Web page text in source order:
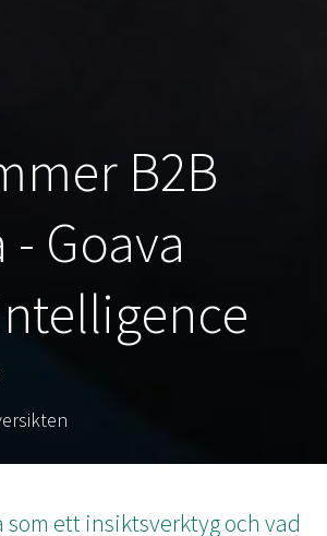
B2B
Goava
som ett insiktsverktyg och vad